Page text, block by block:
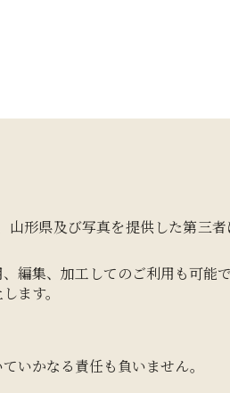
形県及び写真を提供した第三
編集、加工してのご利用も可能で
ます。
いかなる責任も負いません。